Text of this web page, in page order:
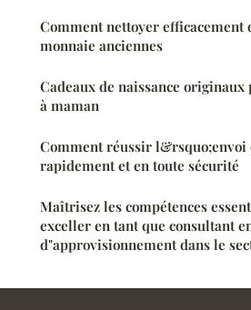
Comment nettoyer efficacement
monnaie anciennes
Cadeaux de naissance
à maman
Comment réussir l&rsquo;envoi
rapidement et en toute sécurité
Maîtrisez les compétences
exceller en tant que consultant
d"approvisionnement dans le